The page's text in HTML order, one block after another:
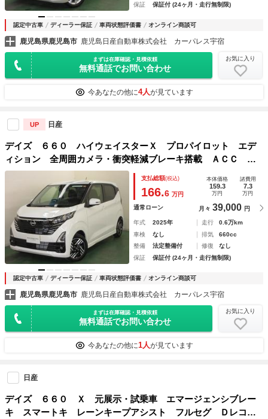
保証
保証付 (24ヶ月・走行無制限)
認定中古車 ディーラー保証 車両状態評価書 オンライン商談可
鹿児島県鹿児島市 鹿児島日産自動車株式会社 カーパレス宇宿
まずは在庫確認・見積依頼
無料通話でお問い合わせ
お気に入り
今あなたの他に4人が見ています
UP 日産
デイズ ６６０ ハイウェイスターＸ プロパイロット エデ
ィション 全周囲カメラ・衝突軽減ブレーキ搭載 ＡＣＣ ナ
ビ＆ＴＶ ＬＥＤランプ スマートキー オートハイビーム
イモビライザー フルセグＴＶ Ａストップ Ｒカメラ エア
バッグ ＰＳ ＡＢＳ エアコン キーフリー
支払総額(税込)
166.6 万円
本体価格
159.3
万円
諸費用
7.3
万円
通常ローン 月々 39,000 円
年式 2025年 走行
0.6万km
車検
なし 排気
660cc
整備
法定整備付 修復
なし
保証
保証付 (24ヶ月・走行無制限)
認定中古車 ディーラー保証 車両状態評価書 オンライン商談可
鹿児島県鹿児島市 鹿児島日産自動車株式会社 カーパレス宇宿
まずは在庫確認・見積依頼
無料通話でお問い合わせ
お気に入り
今あなたの他に1人が見ています
日産
デイズ ６６０ Ｘ 元展示・試乗車 エマージェンシブレー
キ スマートキ レーンキープアシスト フルセグ Ｄレコ